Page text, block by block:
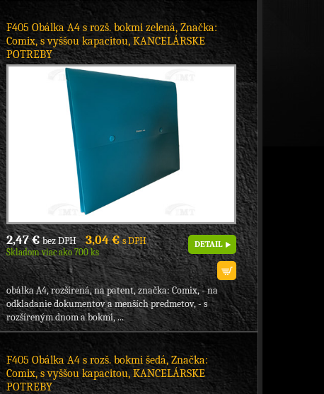
F405 Obálka A4 s rozš. bokmi zelená, Značka:
Comix, s vyššou kapacitou, KANCELÁRSKE
POTREBY
2,47 €bez DPH 3,04 €s DPH
Skladom viac ako 700 ks
DETAIL
obálka A4, rozšírená, na patent, značka: Comix, - na
odkladanie dokumentov a menších predmetov, - s
rozšíreným dnom a bokmi, ...
F405 Obálka A4 s rozš. bokmi šedá, Značka:
Comix, s vyššou kapacitou, KANCELÁRSKE
POTREBY